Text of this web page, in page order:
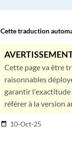
Cette traduction
Cette page va être
raisonnables
garantir
référer à la version
date_range 10-Oct-25